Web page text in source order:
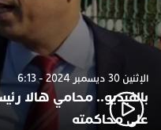
الإثنين 30 ديسمبر 2024 - 6:13
بالفيديو.. محامي هالا
على محاكمته